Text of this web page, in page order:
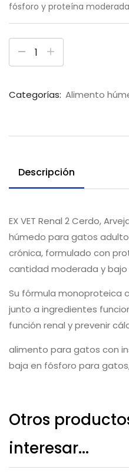
fósforo y proteína
Categorías: Alimento
Descripción
EX VET Renal 2 Cerdo,
húmedo para gatos
crónica, formulado con
cantidad moderada y bajo
Su fórmula monoproteica
junto a ingredientes
función renal y prevenir
alimento para gatos con
baja en fósforo para
Otros
interesar...